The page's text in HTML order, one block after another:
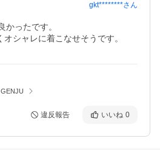
gkt********さん
かったです。
シャレに着こなせそうです。
違反報告 いいね 0